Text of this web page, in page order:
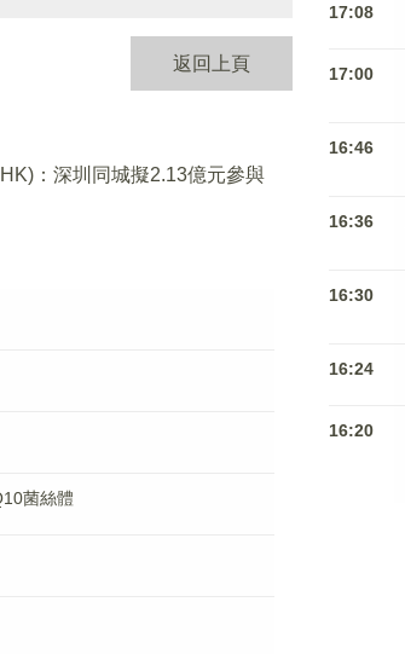
返回上頁
：深圳同城擬2.13億元參與
菌絲體
17:08
17:00
16:46
16:36
16:30
16:24
16:20